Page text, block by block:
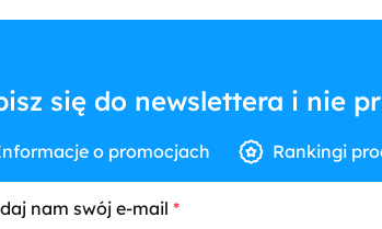
się do newslettera i nie
o promocjach Rankingi
nam swój e-mail